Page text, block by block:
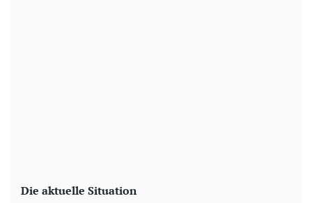
Die aktuelle Situation